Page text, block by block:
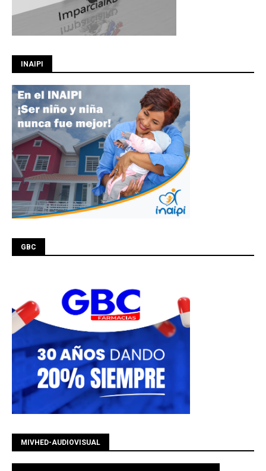
INAIPI
GBC
MIVHED-AUDIOVISUAL